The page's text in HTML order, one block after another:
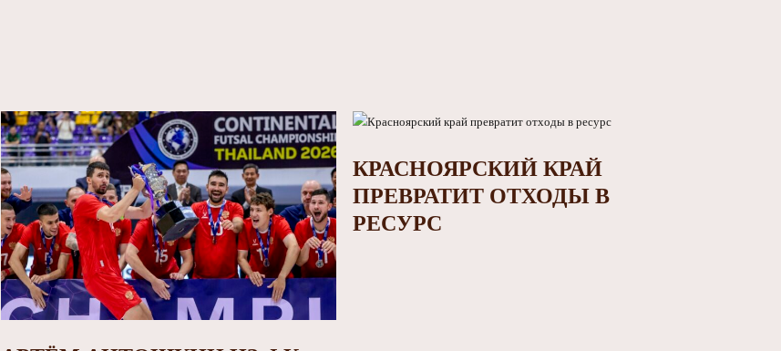
КРАСНОЯРСКИЙ КРАЙ
ПРЕВРАТИТ ОТХОДЫ В
РЕСУРС